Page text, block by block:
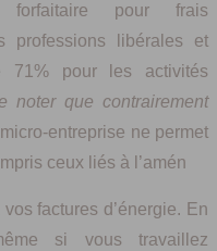
forfaitaire pour frais
professions libérales et
71% pour les activités
noter que contrairement
entreprise ne permet
ceux liés à l’amén
factures d’énergie. En
si vous travaillez